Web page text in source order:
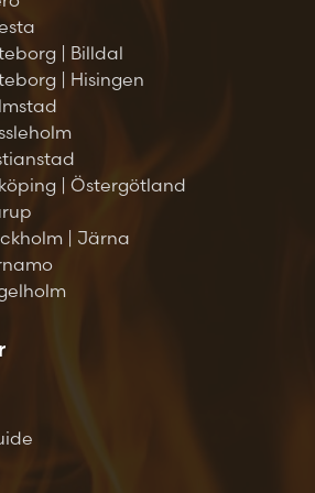
| Billdal
| Hisingen
| Östergötland
| Järna